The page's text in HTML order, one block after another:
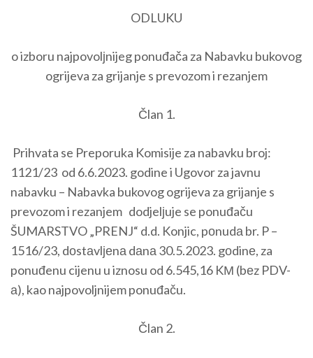
ODLUKU
o izboru najpovolјnijeg ponuđača za Nabavku bukovog
ogrijeva za grijanje s prevozom i rezanjem
Član 1.
Prihvata se Preporuka Komisije za nabavku broj:
1121/23 od 6.6.2023. godine i Ugovor za javnu
nabavku – Nabavka bukovog ogrijeva za grijanje s
prevozom i rezanjem dodjelјuje se ponuđaču
ŠUMARSTVO „PRENJ“ d.d. Konjic, pоnudа br. P –
1516/23, dоstаvlјеnа dаnа 30.5.2023. gоdinе, za
ponuđenu cijenu u iznosu od 6.545,16 KМ (bеz PDV-
а), kao najpovoljnijem ponuđaču.
Član 2.